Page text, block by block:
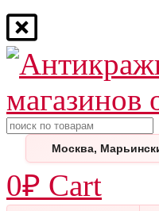
Поиск
Москва,
0₽ Cart